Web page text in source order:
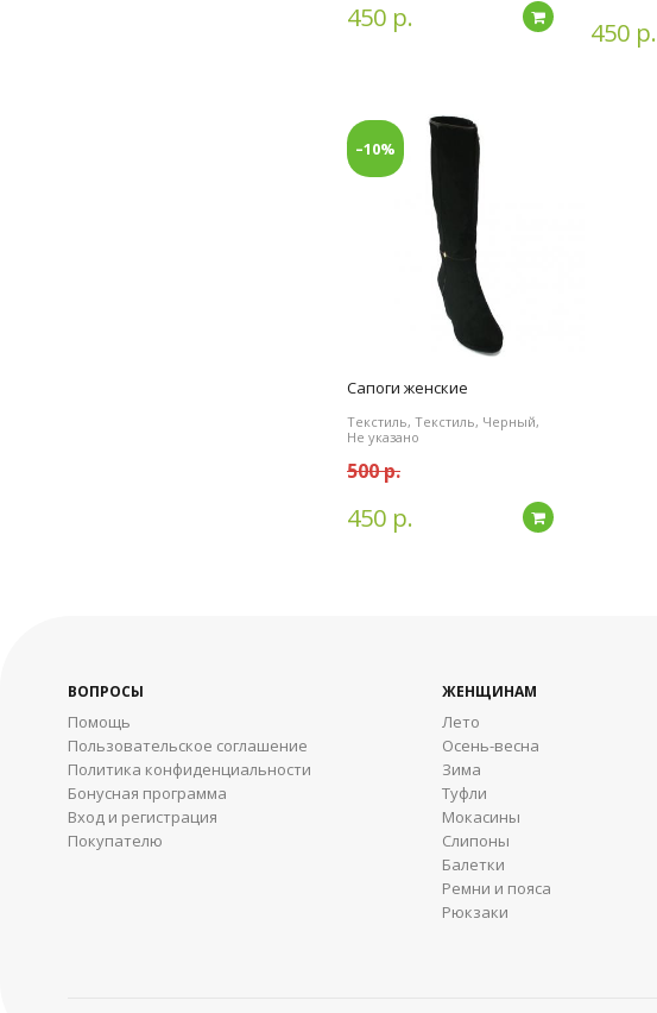
450 р. Подробнее
450 р.
–10%
Сапоги женские
Текстиль, Текстиль, Черный,
Не указано
500 р.
450 р. Подробнее
ВОПРОСЫ
Помощь
Пользовательское соглашение
Политика конфиденциальности
Бонусная программа
Вход и регистрация
Покупателю
ЖЕНЩИНАМ
Лето
Осень-весна
Зима
Туфли
Мокасины
Слипоны
Балетки
Ремни и пояса
Рюкзаки